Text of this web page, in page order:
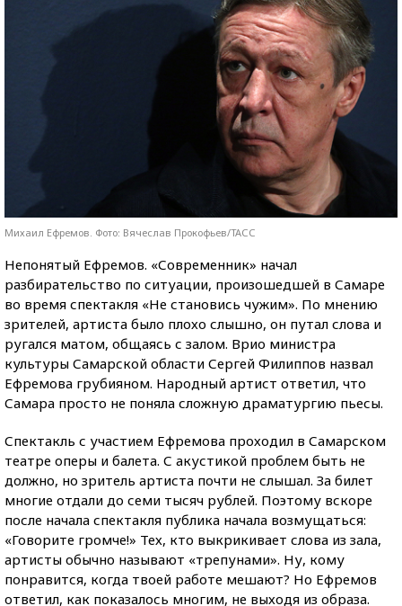
Михаил Ефремов. Фото: Вячеслав Прокофьев/ТАСС
Непонятый Ефремов. «Современник» начал
разбирательство по ситуации, произошедшей в Самаре
во время спектакля «Не становись чужим». По мнению
зрителей, артиста было плохо слышно, он путал слова и
ругался матом, общаясь с залом. Врио министра
культуры Самарской области Сергей Филиппов назвал
Ефремова грубияном. Народный артист ответил, что
Самара просто не поняла сложную драматургию пьесы.
Спектакль с участием Ефремова проходил в Самарском
театре оперы и балета. С акустикой проблем быть не
должно, но зритель артиста почти не слышал. За билет
многие отдали до семи тысяч рублей. Поэтому вскоре
после начала спектакля публика начала возмущаться:
«Говорите громче!» Тех, кто выкрикивает слова из зала,
артисты обычно называют «трепунами». Ну, кому
понравится, когда твоей работе мешают? Но Ефремов
ответил, как показалось многим, не выходя из образа.